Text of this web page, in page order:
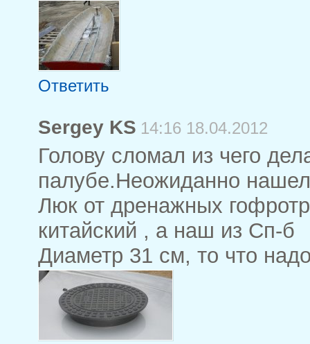
Ответить
Sergey KS 14:16 18.04.2012
Голову сломал из чего
палубе.Неожиданно
Люк от дренажных
китайский , а наш из Сп-б
Диаметр 31 см, то что